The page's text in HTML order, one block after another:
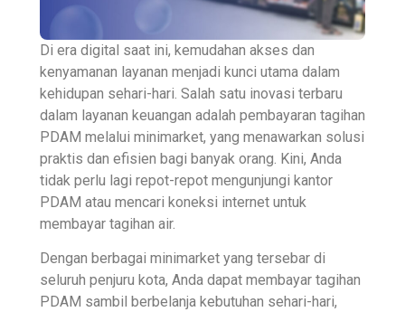
Di era digital saat ini, kemudahan akses dan
kenyamanan layanan menjadi kunci utama dalam
kehidupan sehari-hari. Salah satu inovasi terbaru
dalam layanan keuangan adalah pembayaran tagihan
PDAM melalui minimarket, yang menawarkan solusi
praktis dan efisien bagi banyak orang. Kini, Anda
tidak perlu lagi repot-repot mengunjungi kantor
PDAM atau mencari koneksi internet untuk
membayar tagihan air.
Dengan berbagai minimarket yang tersebar di
seluruh penjuru kota, Anda dapat membayar tagihan
PDAM sambil berbelanja kebutuhan sehari-hari,